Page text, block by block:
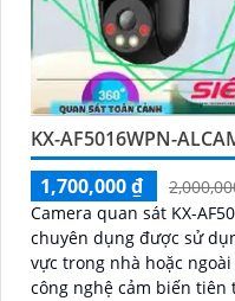
KX-AF5016WPN-
1,700,000 ₫
Camera quan sát KX-
chuyên dụng được sử
vực trong nhà hoặc ngoài trời. Với độ phân
công nghệ cảm biến tiên